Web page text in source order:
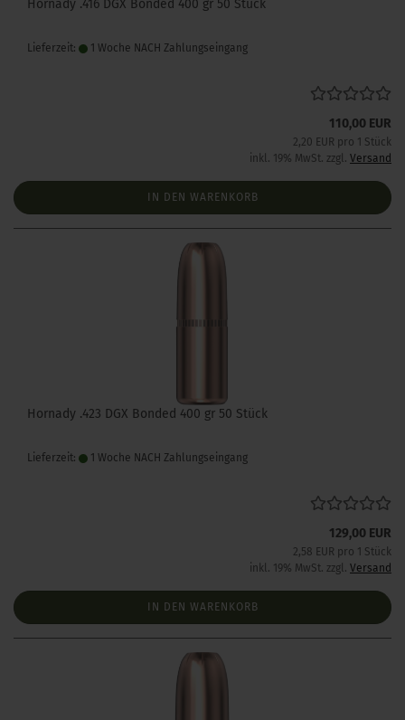
Hornady .416 DGX Bonded 400 gr 50 Stück
Lieferzeit: 1 Woche NACH Zahlungseingang
110,00 EUR
2,20 EUR pro 1 Stück
inkl. 19% MwSt. zzgl. Versand
IN DEN WARENKORB
Hornady .423 DGX Bonded 400 gr 50 Stück
Lieferzeit: 1 Woche NACH Zahlungseingang
129,00 EUR
2,58 EUR pro 1 Stück
inkl. 19% MwSt. zzgl. Versand
IN DEN WARENKORB